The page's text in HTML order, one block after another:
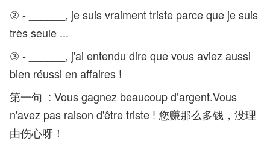
② - ______, je suis vraiment triste parce que je suis
très seule ...
③ - ______, j'ai entendu dire que vous aviez aussi
bien réussi en affaires !
第一句 : Vous gagnez beaucoup d’argent.Vous
n'avez pas raison d'être triste ! 您赚那么多钱，没理
由伤心呀！